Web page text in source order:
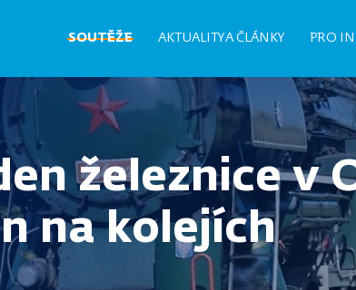
SOUTĚŽE AKTUALITY A ČLÁNKY PRO
železnice v
na kolejích